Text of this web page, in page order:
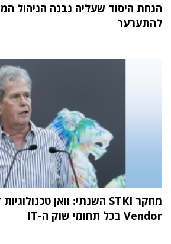
הנחת היסוד שעליה נבנה הניהול
להתערער
Vendor בכל תחומי שוק ה-IT